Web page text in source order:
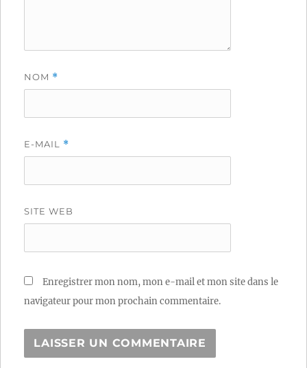
NOM *
E-MAIL *
SITE WEB
Enregistrer mon nom, mon e-mail et mon site dans le
navigateur pour mon prochain commentaire.